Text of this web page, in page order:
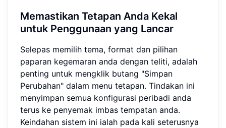
Memastikan Tetapan Anda Kekal
untuk Penggunaan yang Lancar
Selepas memilih tema, format dan pilihan
paparan kegemaran anda dengan teliti, adalah
penting untuk mengklik butang "Simpan
Perubahan" dalam menu tetapan. Tindakan ini
menyimpan semua konfigurasi peribadi anda
terus ke penyemak imbas tempatan anda.
Keindahan sistem ini ialah pada kali seterusnya